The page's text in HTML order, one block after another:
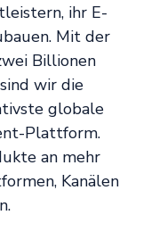
ihr E-
Mit der
Billionen
wir die
globale
Plattform.
an mehr
Kanälen